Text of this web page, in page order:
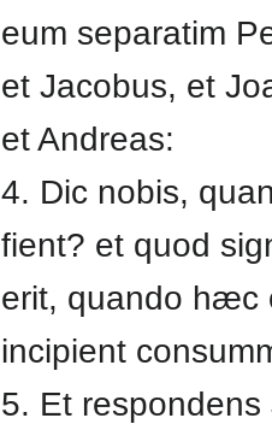
eum separatim
et Jacobus, et
et Andreas:
4. Dic nobis,
fient? et quod
erit, quando hæc
incipient
5. Et respondens